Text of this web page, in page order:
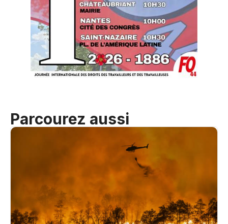
Parcourez aussi